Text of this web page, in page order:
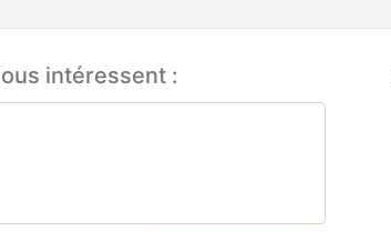
intéressent :